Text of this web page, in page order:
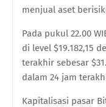
menjual aset
Pada pukul 22.00
di level $19.182,15
terakhir sebesar
dalam 24 jam
Kapitalisasi pasar